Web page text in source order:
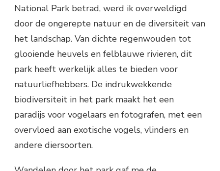
National Park betrad, werd ik overweldigd
door de ongerepte natuur en de diversiteit van
het landschap. Van dichte regenwouden tot
glooiende heuvels en felblauwe rivieren, dit
park heeft werkelijk alles te bieden voor
natuurliefhebbers. De indrukwekkende
biodiversiteit in het park maakt het een
paradijs voor vogelaars en fotografen, met een
overvloed aan exotische vogels, vlinders en
andere diersoorten.